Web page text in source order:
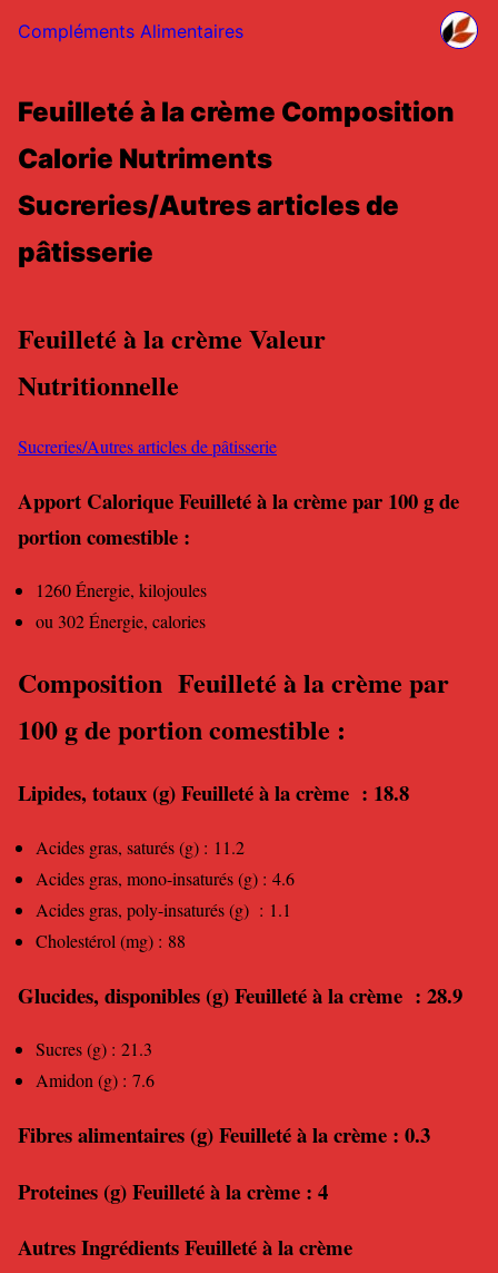
Compléments Alimentaires
Feuilleté à la crème Composition
Calorie Nutriments
Sucreries/Autres articles de
pâtisserie
Feuilleté à la crème Valeur
Nutritionnelle
Sucreries/Autres articles de pâtisserie
Apport Calorique Feuilleté à la crème par 100 g de
portion comestible :
1260 Énergie, kilojoules
ou 302 Énergie, calories
Composition Feuilleté à la crème par
100 g de portion comestible :
Lipides, totaux (g) Feuilleté à la crème : 18.8
Acides gras, saturés (g) : 11.2
Acides gras, mono-insaturés (g) : 4.6
Acides gras, poly-insaturés (g) : 1.1
Cholestérol (mg) : 88
Glucides, disponibles (g) Feuilleté à la crème : 28.9
Sucres (g) : 21.3
Amidon (g) : 7.6
Fibres alimentaires (g) Feuilleté à la crème : 0.3
Proteines (g) Feuilleté à la crème : 4
Autres Ingrédients Feuilleté à la crème